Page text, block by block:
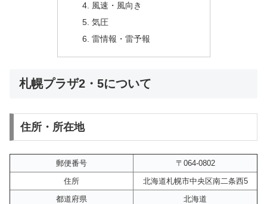
風速・風向き
気圧
雷情報・雷予報
札幌プラザ2・5について
住所・所在地
郵便番号
〒064-0802
住所
北海道札幌市中央区南二条西5
都道府県
北海道